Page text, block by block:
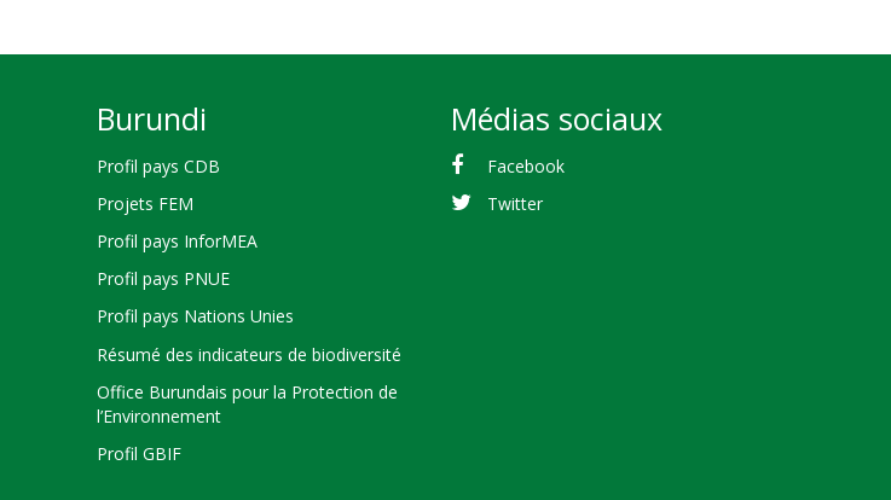
Burundi
Profil pays CDB
Projets FEM
Profil pays InforMEA
Profil pays PNUE
Profil pays Nations Unies
Résumé des indicateurs de biodiversité
Office Burundais pour la Protection de
l’Environnement
Profil GBIF
Médias sociaux
Facebook
Twitter